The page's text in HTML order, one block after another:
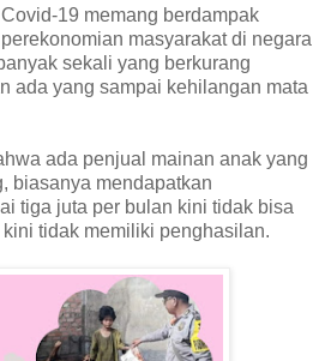
19 memang berdampak
masyarakat di negara
sekali yang berkurang
ada yang sampai kehilangan mata
ada penjual mainan anak yang
biasanya mendapatkan
tiga juta per bulan kini tidak bisa
tidak memiliki penghasilan.